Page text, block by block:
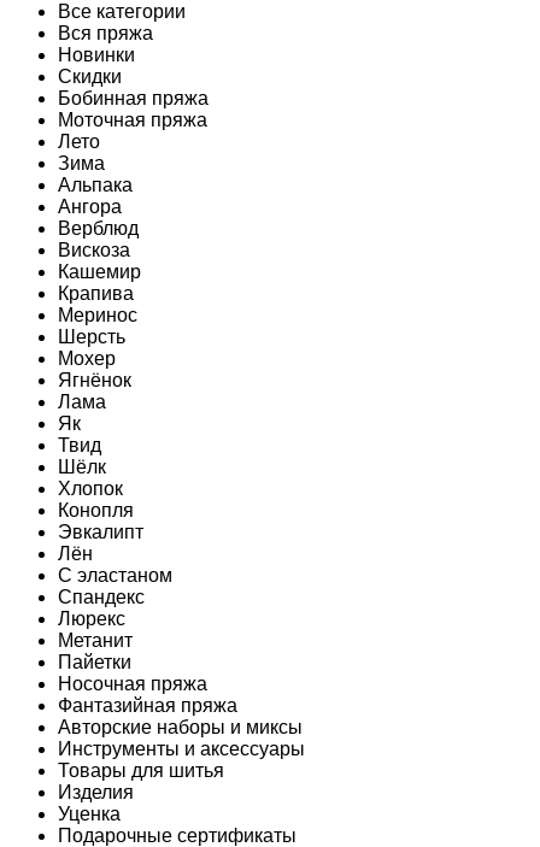
Все категории
Вся пряжа
Новинки
Скидки
Бобинная пряжа
Моточная пряжа
Лето
Зима
Альпака
Ангора
Верблюд
Вискоза
Кашемир
Крапива
Меринос
Шерсть
Мохер
Ягнёнок
Лама
Як
Твид
Шёлк
Хлопок
Конопля
Эвкалипт
Лён
C эластаном
Спандекс
Люрекс
Метанит
Пайетки
Носочная пряжа
Фантазийная пряжа
Авторские наборы и миксы
Инструменты и аксессуары
Товары для шитья
Изделия
Уценка
Подарочные сертификаты